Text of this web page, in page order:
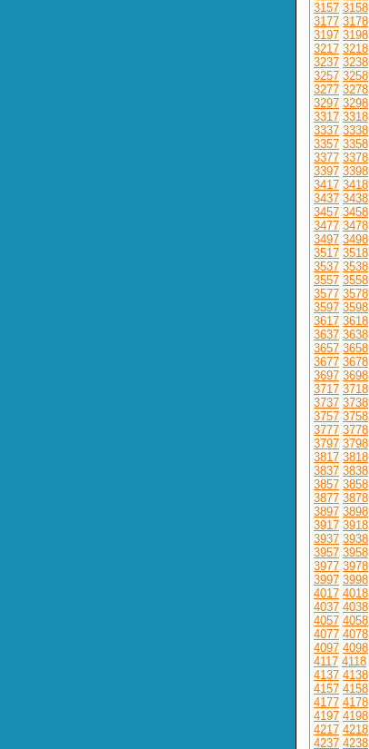
3157 3158
3177 3178
3197 3198
3217 3218
3237 3238
3257 3258
3277 3278
3297 3298
3317 3318
3337 3338
3357 3358
3377 3378
3397 3398
3417 3418
3437 3438
3457 3458
3477 3478
3497 3498
3517 3518
3537 3538
3557 3558
3577 3578
3597 3598
3617 3618
3637 3638
3657 3658
3677 3678
3697 3698
3717 3718
3737 3738
3757 3758
3777 3778
3797 3798
3817 3818
3837 3838
3857 3858
3877 3878
3897 3898
3917 3918
3937 3938
3957 3958
3977 3978
3997 3998
4017 4018
4037 4038
4057 4058
4077 4078
4097 4098
4117 4118
4137 4138
4157 4158
4177 4178
4197 4198
4217 4218
4237 4238